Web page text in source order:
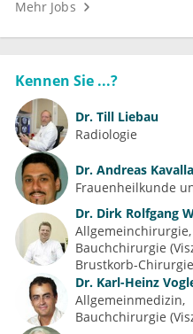
Mehr Jobs
Kennen Sie ...?
Dr. Till Liebau
Radiologie
Dr. Andreas
Frauenheilkunde
Dr. Dirk Rolfgang
Allgemeinchirurgie
Bauchchirurgie
Brustkorb-
Dr. Karl-Heinz
Allgemeinmedizin
Bauchchirurgie